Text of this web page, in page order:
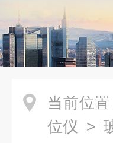
当前位置
位仪 >